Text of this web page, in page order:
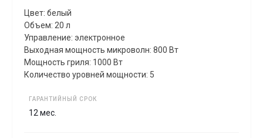
Цвет: белый
Объем: 20 л
Управление: электронное
Выходная мощность микроволн: 800 Вт
Мощность гриля: 1000 Вт
Количество уровней мощности: 5
ГАРАНТИЙНЫЙ СРОК
12 мес.